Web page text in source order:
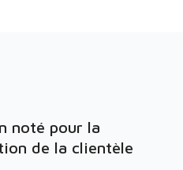
noté pour la
de la clientèle